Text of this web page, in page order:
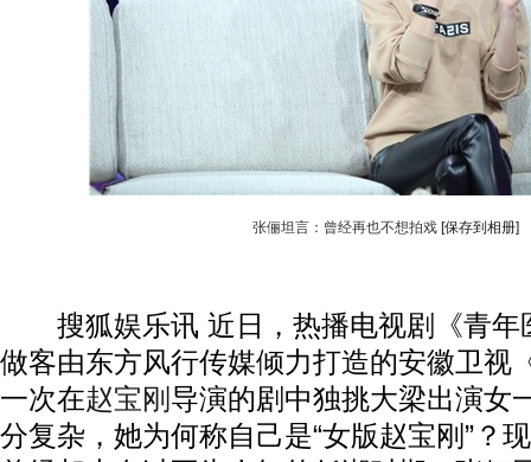
张俪坦言：曾经再也不想拍戏 [保存到相册]
搜狐娱乐讯 近日，热播电视剧《青年
做客由东方风行传媒倾力打造的安徽卫视
一次在赵宝刚 导演的剧中独挑大梁出演女
分复杂，她为何称自己是“女版赵宝刚”？